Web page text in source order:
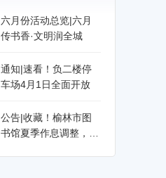
六月份活动总览|六月
传书香·文明润全城
通知|速看！负二楼停
车场4月1日全面开放
公告|收藏！榆林市图
书馆夏季作息调整，这